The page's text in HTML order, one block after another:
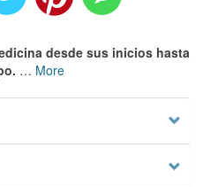
desde sus inicios hasta
… More